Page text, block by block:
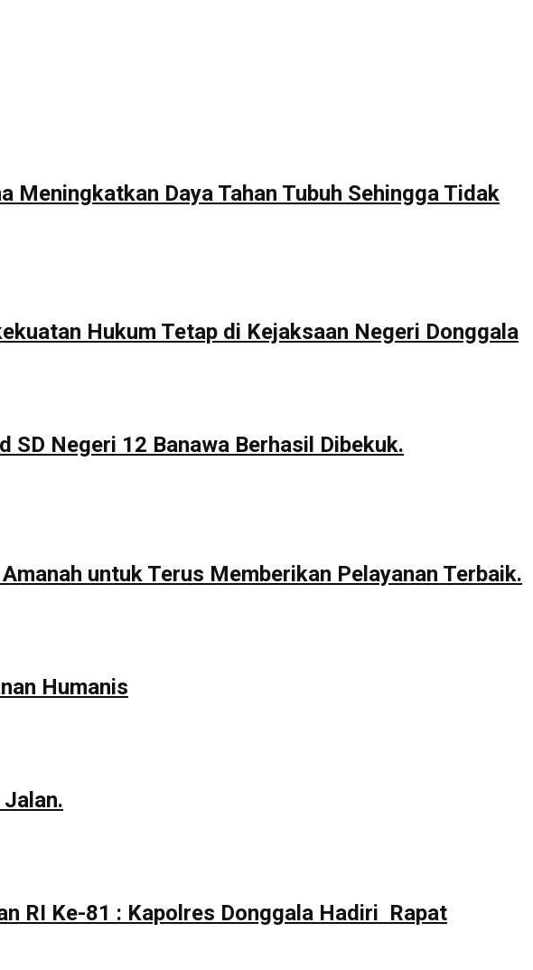
Daya Tahan Tubuh Sehingga Tidak
Hukum Tetap di Kejaksaan Negeri Donggala
SD Negeri 12 Banawa Berhasil Dibekuk.
untuk Terus Memberikan Pelayanan Terbaik.
Humanis
RI Ke-81 : Kapolres Donggala Hadiri Rapat